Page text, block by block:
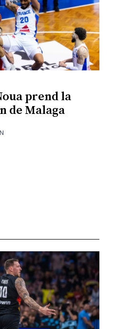
prend la
de Malaga